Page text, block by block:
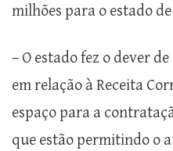
milhões para o estado de
– O estado fez o dever
em relação à Receita
espaço para a
que estão permitindo o